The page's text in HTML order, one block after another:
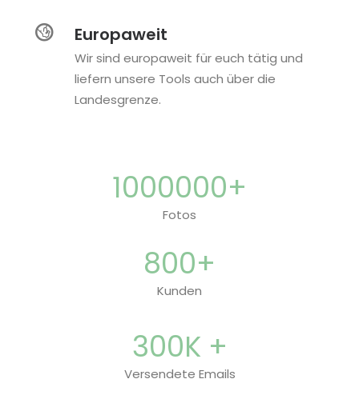
Europaweit
Wir sind europaweit für euch tätig und
liefern unsere Tools auch über die
Landesgrenze.
1000000+
Fotos
800+
Kunden
300K +
Versendete Emails